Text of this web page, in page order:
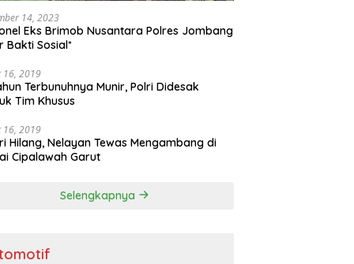
14, 2023
Eks Brimob Nusantara Polres Jombang
Bakti Sosial*
16, 2019
Terbunuhnya Munir, Polri Didesak
Tim Khusus
16, 2019
Hilang, Nelayan Tewas Mengambang di
Cipalawah Garut
Selengkapnya